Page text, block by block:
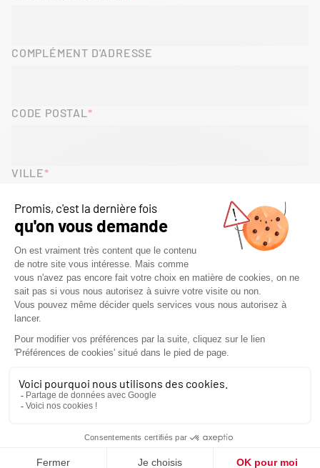
COMPLÉMENT D'ADRESSE
CODE POSTAL
VILLE
PAYS
VOUS ÊTES